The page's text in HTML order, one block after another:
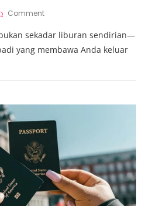
CommentOn
Solo,
Pulang
Baru
Mengubah
sekadar liburan sendirian—
yang membawa Anda keluar